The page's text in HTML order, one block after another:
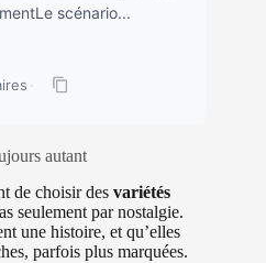
scénario...
·
autant
de choisir des variétés
seulement par nostalgie.
une histoire, et qu’elles
parfois plus marquées.